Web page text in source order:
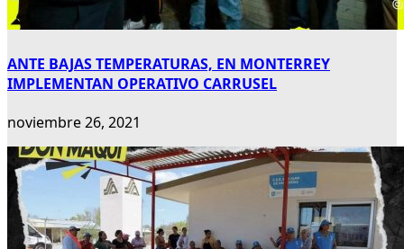
ANTE BAJAS TEMPERATURAS, EN MONTERREY
IMPLEMENTAN OPERATIVO CARRUSEL
noviembre 26, 2021